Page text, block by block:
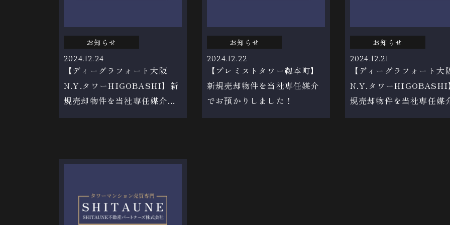
お知らせ
2024.12.24
【ディーグラフォート大阪
N.Y.タワーHIGOBASHI】新
規売却物件を当社専任媒介で
お預かりしました！
お知らせ
2024.12.22
【プレミストタワー靱本町】
新規売却物件を当社専任媒介
でお預かりしました！
お知らせ
2024.12.21
【ディーグラフォート大
N.Y.タワーHIGOBASHI
規売却物件を当社専任媒
お預かりしました！